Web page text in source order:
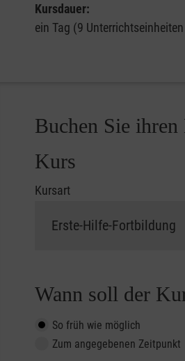
Kursdauer:
ein Tag (9
Buchen Sie
Kurs
Kursart
Wann soll der
So früh wie möglich
Zum angegebenen Zeitpunkt